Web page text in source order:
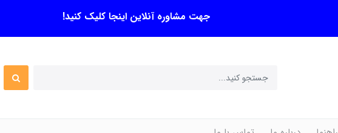
جهت مشاوره آنلاین اینجا کلیک کنید!